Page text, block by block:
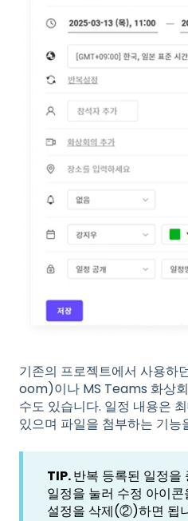
기존의 프로젝트에서 사용하
oom)이나 MS Teams 화상
수도 있습니다. 일정 내용은
있으며 파일을 첨부하는 기능
TIP.반복 등록된 일정을
일정을 눌러 수정 아이
설정을 삭제(②)하면 됩